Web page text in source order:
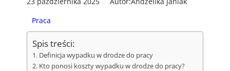
Praca
Spis treści:
Definicja wypadku w drodze do pracy
Kto ponosi koszty wypadku w drodze do pracy?